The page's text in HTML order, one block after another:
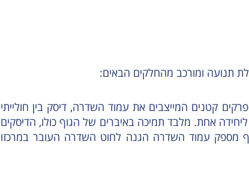
תנועה ומורכב מהחלקים הבאים:
קטנים המייצבים את עמוד השדרה, דיסק בין חולייתי
אחת. מלבד תמיכה באיברים של הגוף כולו, הדיסקים
מספק עמוד השדרה הגנה לחוט השדרה העובר במרכזו